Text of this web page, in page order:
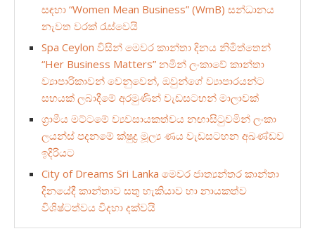
සඳහා “Women Mean Business” (WmB) සන්ධානය
නැවත වරක් රැස්වෙයි
Spa Ceylon විසින් මෙවර කාන්තා දිනය නිමිත්තෙන්
“Her Business Matters” නමින් ලංකාවේ කාන්තා
ව්‍යාපාරිකාවන් වෙනුවෙන්, ඔවුන්ගේ ව්‍යාපාරයන්ට
සහයක් ලබාදීමේ අරමුණින් වැඩසටහන් මාලාවක්
ග්‍රාමීය මට්ටමේ ව්‍යවසායකත්වය නඟාසිටුවමින් ලංකා
ලයන්ස් පදනමේ ක්ෂුද්‍ර මූල්‍ය ණය වැඩසටහන අඛණ්ඩව
ඉදිරියට
City of Dreams Sri Lanka මෙවර ජාත්‍යන්තර කාන්තා
දිනයේදී කාන්තාව සතු හැකියාව හා නායකත්ව
විශිෂ්ටත්වය විදහා දක්වයි